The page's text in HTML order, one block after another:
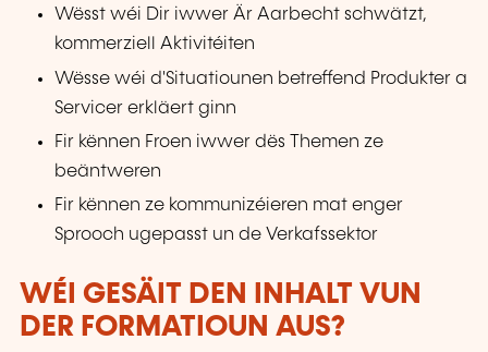
Wësst wéi Dir iwwer Är Aarbecht schwätzt,
kommerziell Aktivitéiten
Wësse wéi d'Situatiounen betreffend Produkter a
Servicer erkläert ginn
Fir kënnen Froen iwwer dës Themen ze
beäntweren
Fir kënnen ze kommunizéieren mat enger
Sprooch ugepasst un de Verkafssektor
WÉI GESÄIT DEN INHALT VUN
DER FORMATIOUN AUS?